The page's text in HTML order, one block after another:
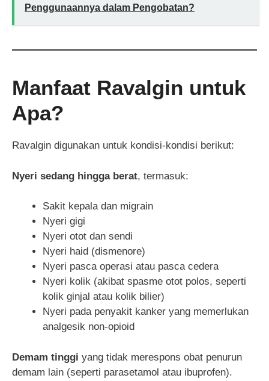
Penggunaannya dalam Pengobatan?
Manfaat Ravalgin untuk
Apa?
Ravalgin digunakan untuk kondisi-kondisi berikut:
Nyeri sedang hingga berat, termasuk:
Sakit kepala dan migrain
Nyeri gigi
Nyeri otot dan sendi
Nyeri haid (dismenore)
Nyeri pasca operasi atau pasca cedera
Nyeri kolik (akibat spasme otot polos, seperti
kolik ginjal atau kolik bilier)
Nyeri pada penyakit kanker yang memerlukan
analgesik non-opioid
Demam tinggi yang tidak merespons obat penurun
demam lain (seperti parasetamol atau ibuprofen).